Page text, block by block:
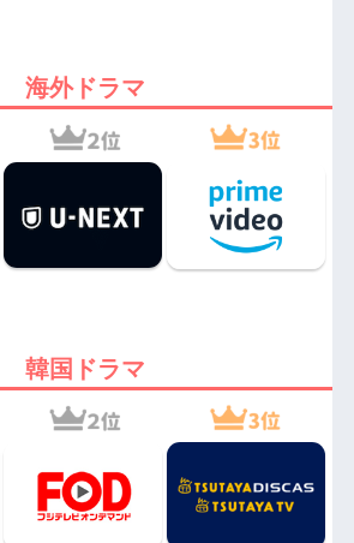
海外ドラマ
韓国ドラマ